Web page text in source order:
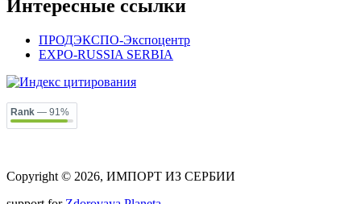
Интересные ссылки
ПРОДЭКСПО-Экспоцентр
EXPO-RUSSIA SERBIA
Rank — 91%
Copyright © 2026, ИМПОРТ ИЗ СЕРБИИ